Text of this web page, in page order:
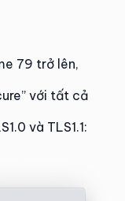
79 trở lên,
với tất cả
và TLS1.1: